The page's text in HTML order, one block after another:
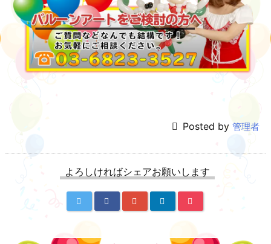
Posted by 管理者
よろしければシェアお願いします